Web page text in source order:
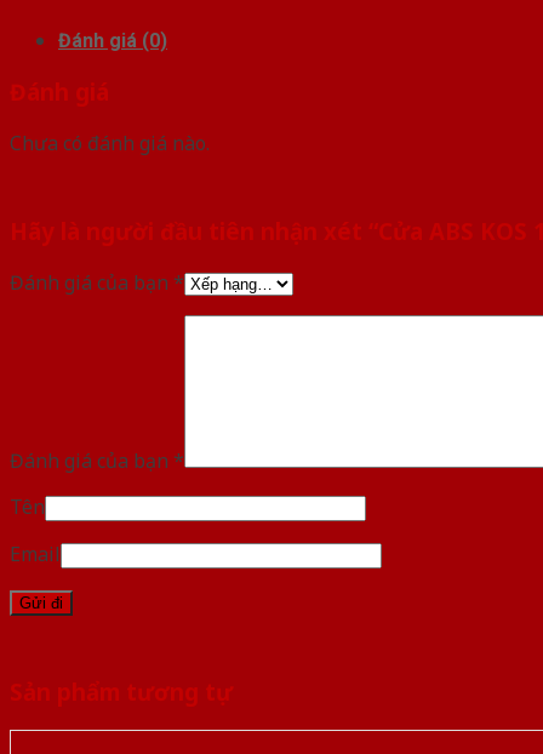
Đánh giá (0)
Đánh giá
Chưa có đánh giá nào.
Hãy là người đầu tiên nhận xét “Cửa ABS KOS
Đánh giá của bạn *
Đánh giá của bạn *
Tên
Email
Sản phẩm tương tự